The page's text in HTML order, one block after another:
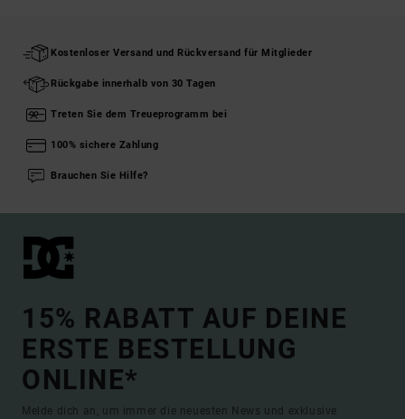
Kostenloser Versand und Rückversand für Mitglieder
Rückgabe innerhalb von 30 Tagen
Treten Sie dem Treueprogramm bei
100% sichere Zahlung
Brauchen Sie Hilfe?
15% RABATT AUF DEINE
ERSTE BESTELLUNG
ONLINE*
Melde dich an, um immer die neuesten News und exklusive